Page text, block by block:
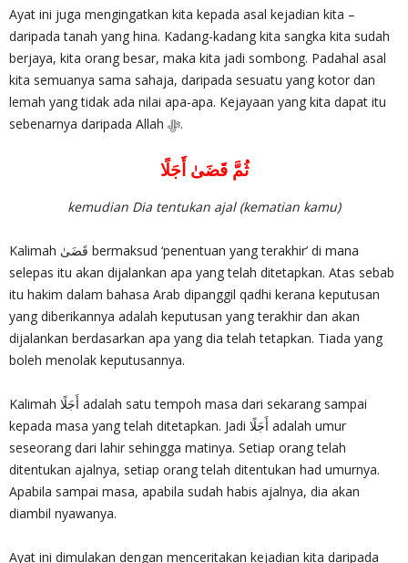
Ayat ini juga mengingatkan kita kepada asal kejadian kita –
daripada tanah yang hina. Kadang-kadang kita sangka kita sudah
berjaya, kita orang besar, maka kita jadi sombong. Padahal asal
kita semuanya sama sahaja, daripada sesuatu yang kotor dan
lemah yang tidak ada nilai apa-apa. Kejayaan yang kita dapat itu
sebenarnya daripada Allah ‎ﷻ.
ثُمَّ قَضَىٰ أَجَلًا
kemudian Dia tentukan ajal (kematian kamu)
Kalimah قَضَىٰ bermaksud ‘penentuan yang terakhir’ di mana
selepas itu akan dijalankan apa yang telah ditetapkan. Atas sebab
itu hakim dalam bahasa Arab dipanggil qadhi kerana keputusan
yang diberikannya adalah keputusan yang terakhir dan akan
dijalankan berdasarkan apa yang dia telah tetapkan. Tiada yang
boleh menolak keputusannya.
Kalimah أَجَلًا adalah satu tempoh masa dari sekarang sampai
kepada masa yang telah ditetapkan. Jadi أَجَلًا adalah umur
seseorang dari lahir sehingga matinya. Setiap orang telah
ditentukan ajalnya, setiap orang telah ditentukan had umurnya.
Apabila sampai masa, apabila sudah habis ajalnya, dia akan
diambil nyawanya.
Ayat ini dimulakan dengan menceritakan kejadian kita daripada